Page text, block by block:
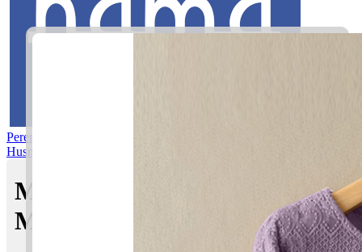
Perempuan
Husna
Maksud nama Faliq Umar |
Maksud Nama dalam Islam